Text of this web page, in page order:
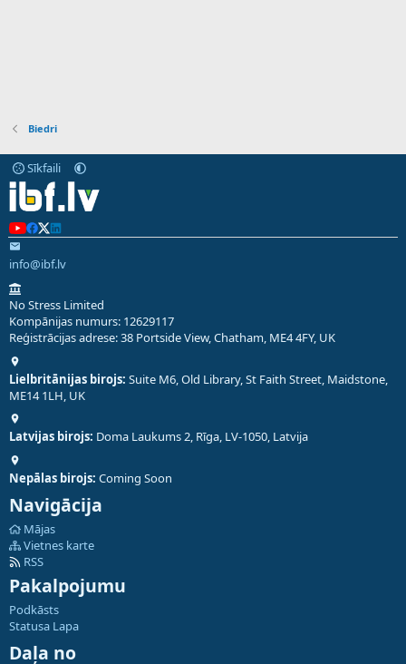
Biedri
Sīkfaili
info@ibf.lv
No Stress Limited
Kompānijas numurs: 12629117
Reģistrācijas adrese: 38 Portside View, Chatham, ME4 4FY, UK
Lielbritānijas birojs: Suite M6, Old Library, St Faith Street, Maidstone,
ME14 1LH, UK
Latvijas birojs: Doma Laukums 2, Rīga, LV-1050, Latvija
Nepālas birojs: Coming Soon
Navigācija
Mājas
Vietnes karte
RSS
Pakalpojumu
Podkāsts
Statusa Lapa
Daļa no